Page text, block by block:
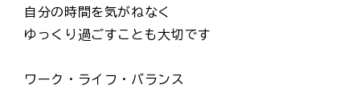
自分の時間を気がねなく
ゆっくり過ごすことも大切です
ワーク・ライフ・バランス